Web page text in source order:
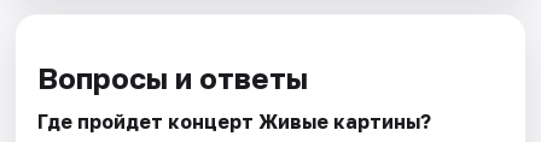
Вопросы и ответы
Где пройдет концерт Живые картины?